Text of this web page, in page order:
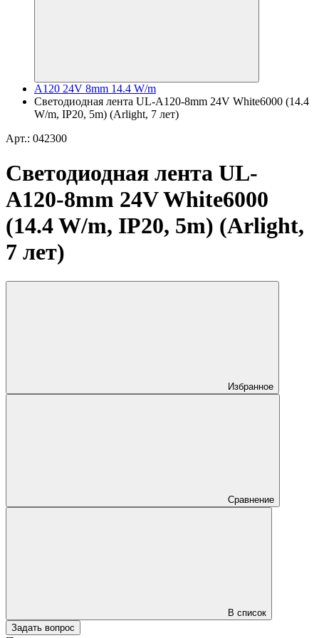
A120 24V 8mm 14.4 W/m
Светодиодная лента UL-A120-8mm 24V White6000 (14.4
W/m, IP20, 5m) (Arlight, 7 лет)
Арт.: 042300
Светодиодная лента UL-
A120-8mm 24V White6000
(14.4 W/m, IP20, 5m) (Arlight,
7 лет)
Избранное
Сравнение
В список
Задать вопрос